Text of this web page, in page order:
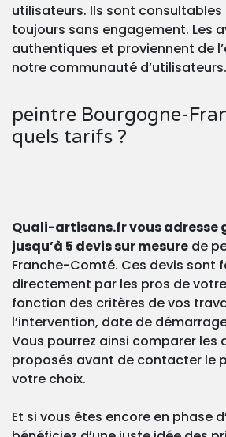
utilisateurs. Ils sont
toujours sans engagement. Les
authentiques et proviennent de
notre communauté d’utilisateurs.
peintre Bourgogne-
quels tarifs ?
Quali-artisans.fr vous
jusqu’à 5 devis sur mesure de
Franche-Comté. Ces devis sont
directement par les pros de
fonction des critères de vos
l’intervention, date de
Vous pourrez ainsi comparer les
proposés avant de contacter le
votre choix.
Et si vous êtes encore en phase